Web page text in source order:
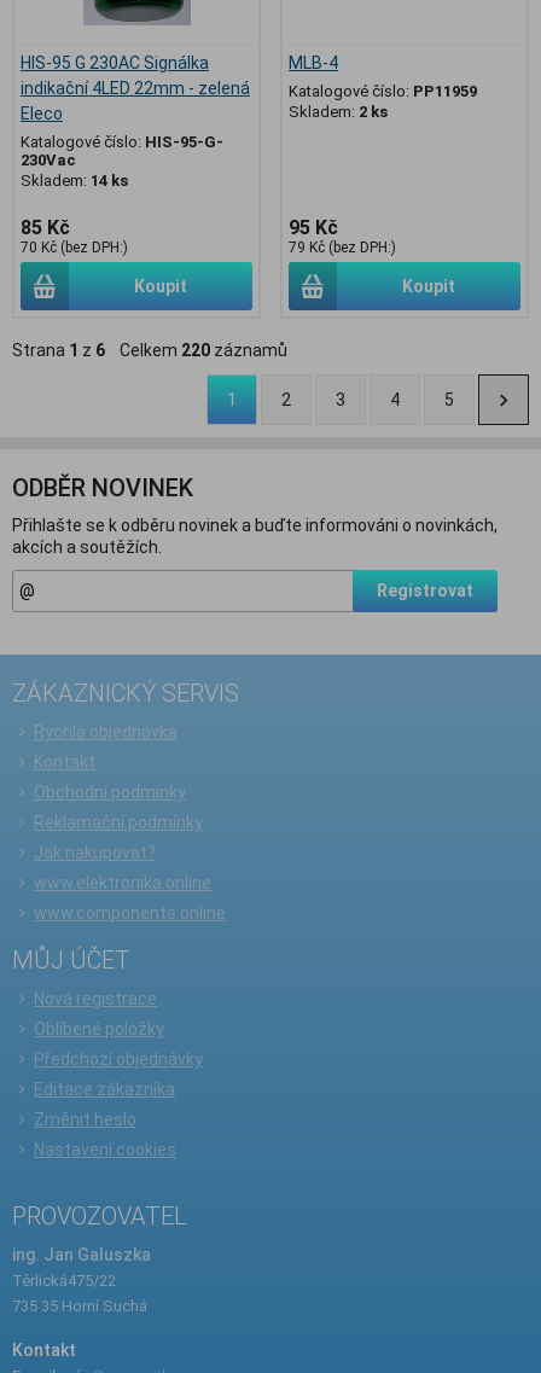
HIS-95 G 230AC Signálka
indikační 4LED 22mm - zelená
Eleco
Katalogové číslo: HIS-95-G-
230Vac
Skladem: 14 ks
85 Kč
70 Kč (bez DPH:)
Koupit
MLB-4
Katalogové číslo: PP11959
Skladem: 2 ks
95 Kč
79 Kč (bez DPH:)
Koupit
Strana 1 z 6 Celkem 220 záznamů
1 2 3 4 5
ODBĚR NOVINEK
Přihlašte se k odběru novinek a buďte informováni o novinkách,
akcích a soutěžích.
Registrovat
ZÁKAZNICKÝ SERVIS
Rychlá objednávka
Kontakt
Obchodní podmínky
Reklamační podmínky
Jak nakupovat?
www.elektronika.online
www.components.online
MŮJ ÚČET
Nová registrace
Oblíbené položky
Předchozí objednávky
Editace zákazníka
Změnit heslo
Nastavení cookies
PROVOZOVATEL
ing. Jan Galuszka
Těrlická475/22
735 35 Horní Suchá
Kontakt